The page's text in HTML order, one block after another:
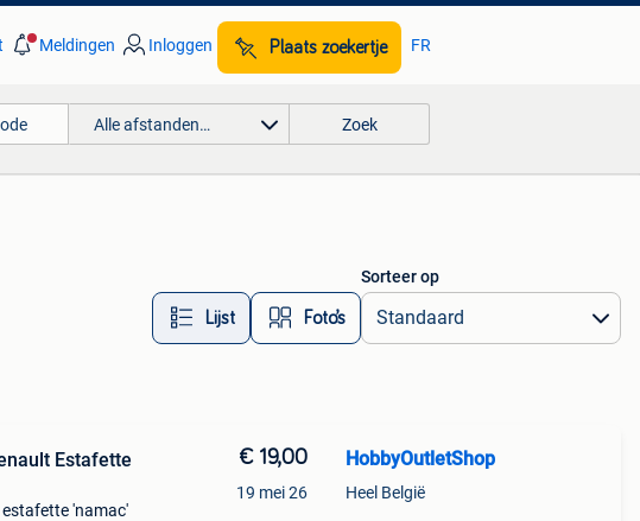
Meldingen Inloggen Plaats zoekertje FR
Alle afstanden… Zoek
Lijst Foto’s
Sorteer op
Estafette
'namac'
€ 19,00
19 mei 26
HobbyOutletShop
Heel België